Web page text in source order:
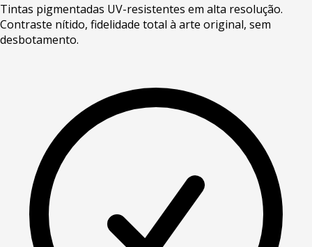
Tintas pigmentadas UV-resistentes em alta resolução.
Contraste nítido, fidelidade total à arte original, sem
desbotamento.